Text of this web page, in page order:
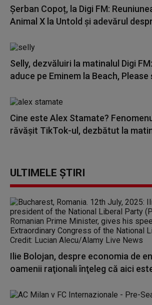
Șerban Copoț, la Digi FM:
Animal X la Untold și adevărul
Selly, dezvăluiri la matinalul Digi
aduce pe Eminem la Beach, Please
Cine este Alex Stamate?
răvășit TikTok-ul, dezbătut la
ULTIMELE ȘTIRI
Ilie Bolojan, despre economia de
oamenii raţionali înţeleg că aici